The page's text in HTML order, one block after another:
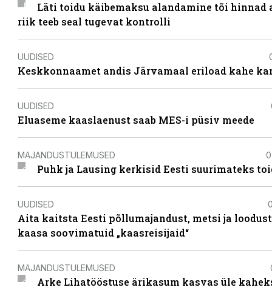
Läti toidu käibemaksu alandamine tõi hinnad
riik teeb seal tugevat kontrolli
UUDISED
Keskkonnaamet andis Järvamaal eriload kahe
UUDISED
Eluaseme kaaslaenust saab MES-i püsiv meede
MAJANDUSTULEMUSED
Puhk ja Lausing kerkisid Eesti suurimateks
UUDISED
Aita kaitsta Eesti põllumajandust, metsi ja
kaasa soovimatuid „kaasreisijaid“
MAJANDUSTULEMUSED
Arke Lihatööstuse ärikasum kasvas üle